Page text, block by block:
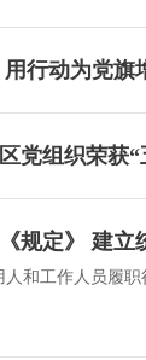
行动为党旗
党组织荣获
规定》 建
和工作人员履